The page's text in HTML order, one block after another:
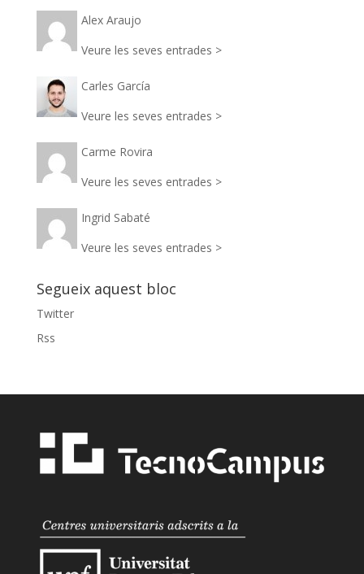
Alex Araujo
Veure les seves entrades >
Carles García
Veure les seves entrades >
Carme Rovira
Veure les seves entrades >
Ingrid Sabaté
Veure les seves entrades >
Segueix aquest bloc
Twitter
Rss